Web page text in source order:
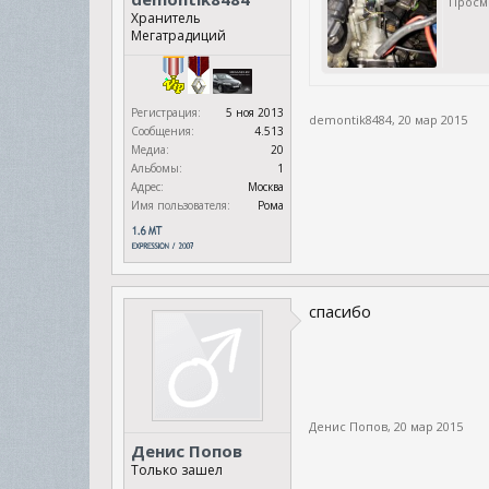
Хранитель
Мегатрадиций
Регистрация:
5 ноя 2013
Сообщения:
4.513
Медиа:
20
Альбомы:
1
Адрес:
Москва
Имя пользователя:
Рома
demontik8484, 20 мар 2015
Денис Попов
Только зашел
спасибо
Денис Попов, 20 мар 2015